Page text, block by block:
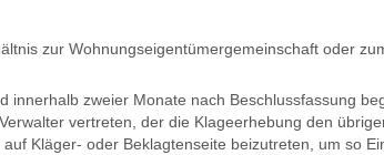
zur Wohnungseigentümergemeinschaft oder
zweier Monate nach Beschlussfassung
vertreten, der die Klageerhebung den
Kläger- oder Beklagtenseite beizutreten, um so